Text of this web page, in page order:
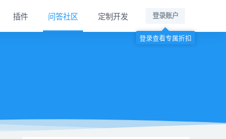
插件 问答社区 定制开发 登录账户
登录查看专属折扣